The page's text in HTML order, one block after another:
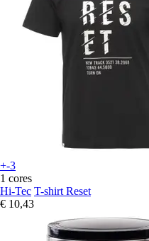
+-3
1 cores
Hi-Tec T-shirt Reset
€ 10,43